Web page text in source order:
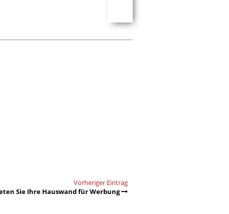
Vorheriger Eintrag
Sie Ihre Hauswand für Werbung